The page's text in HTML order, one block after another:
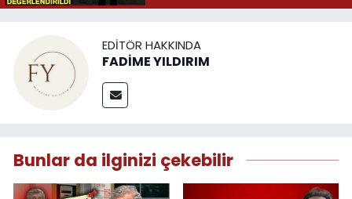
EDITÖR HAKKINDA
FADİME YILDIRIM
Bunlar da ilginizi çekebilir